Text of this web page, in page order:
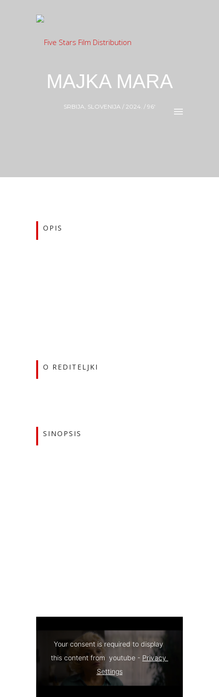
MAJKA MARA
SRBIJA, SLOVENIJA / 2024. / 96′
OPIS
O REDITELJKI
SINOPSIS
Your consent is required to display
this content from  youtube - Privacy
Settings